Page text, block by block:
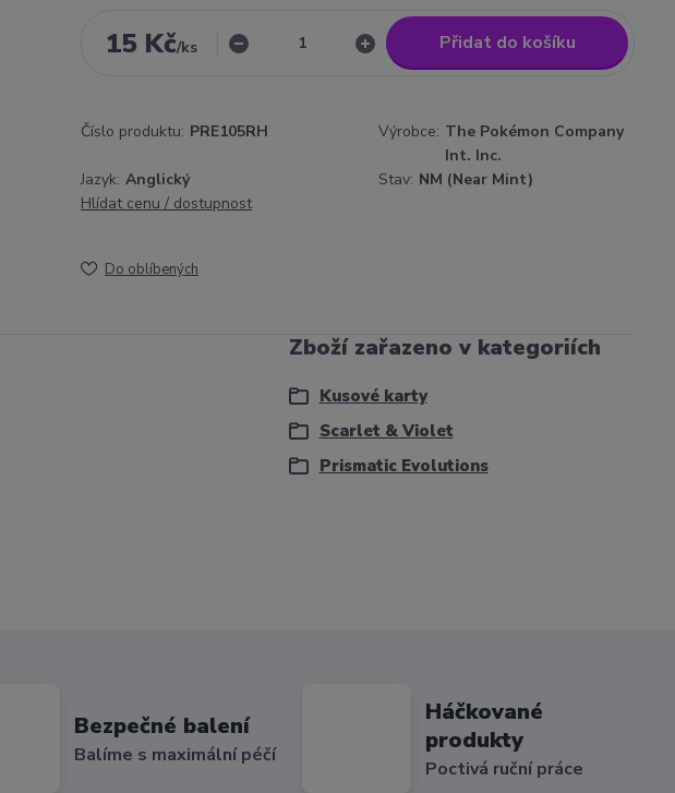
15 Kč/ks Přidat do košíku
Číslo produktu: PRE105RH Výrobce: The Pokémon Company
Int. Inc.
Jazyk: Anglický Stav: NM (Near Mint)
Hlídat cenu / dostupnost
Do oblíbených
Zboží zařazeno v kategoriích
Kusové karty
Scarlet & Violet
Prismatic Evolutions
Bezpečné balení
Balíme s maximální péčí
Háčkované
produkty
Poctivá ruční práce